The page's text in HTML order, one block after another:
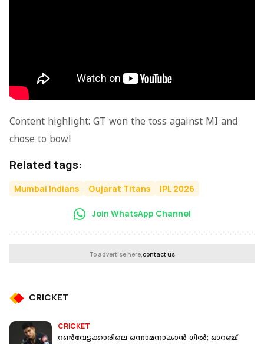
Content highlight: GT won the toss against MI and
chose to bowl
Related tags:
Mumbai Indians Gujarat Titans IPL 2026
Join WhatsApp Channel
To advertise here,contact us
CRICKET
CRICKET
റണ്‍വേട്ടക്കാരിലെ ഒന്നാമനാകാന്‍ ഗിൽ; ഓറഞ്ച്